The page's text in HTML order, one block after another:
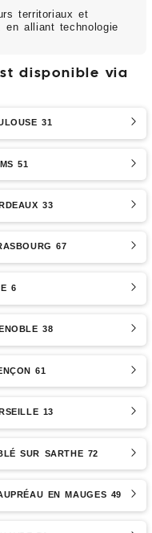
territoriaux et
en alliant technologie
disponible via
31
51
33
67
6
38
61
13
SUR SARTHE 72
EN MAUGES 49